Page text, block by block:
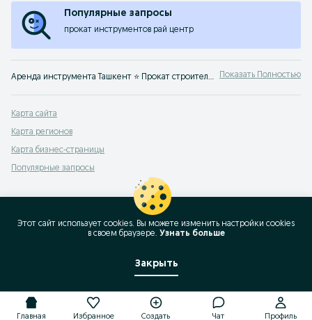
Популярные запросы
прокат инструментов рай центр
Аренда инструмента Ташкент ⭐ Прокат строительных лесов и опалубки, инструментов и генераторов, бетономешалок и многого другого по выгодной цене на OLX.uz! Показать Полностью
Карта сайта
Карта регионов
Карта бизнес-страницы
Популярные запросы
Главная Избранное Создать Чат Профиль
Этот сайт использует cookies. Вы можете изменить настройки cookies
в своeм браузере. Узнать больше
Закрыть